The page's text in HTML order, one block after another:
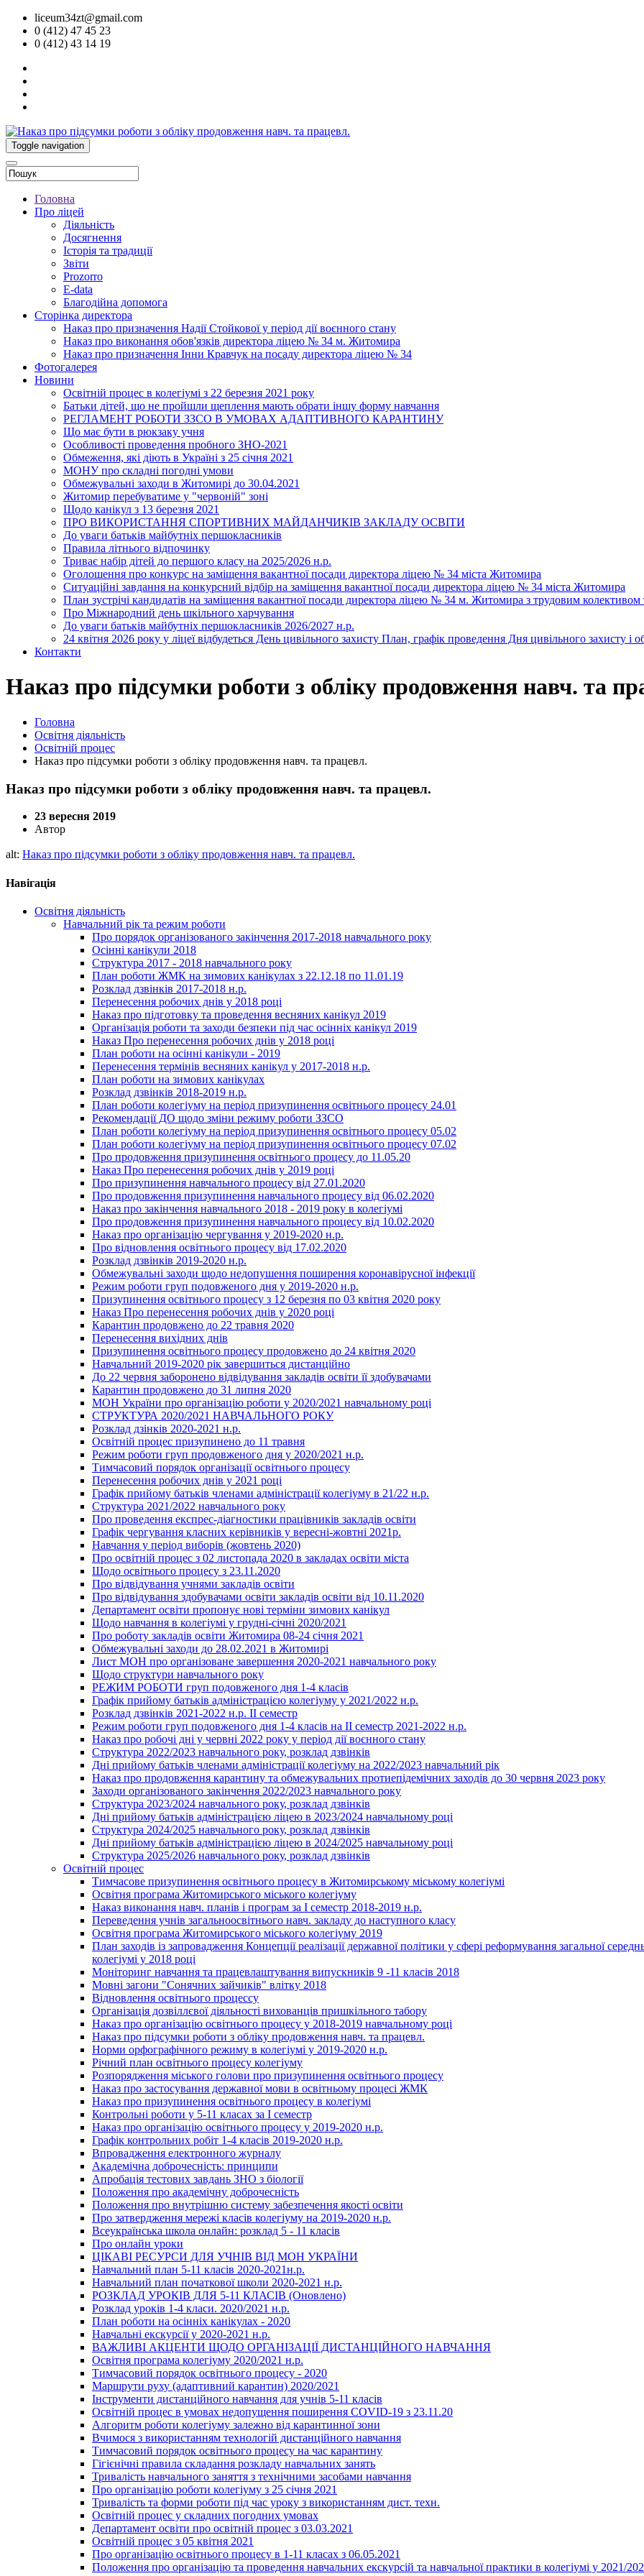
liceum34zt@gmail.com
0 (412) 47 45 23
0 (412) 43 14 19
Toggle navigation
Головна
Про ліцей
Діяльність
Досягнення
Історія та традиції
Звіти
Prozorro
E-data
Благодійна допомога
Сторінка директора
Наказ про призначення Надії Стойкової у період дії воєнного стану
Наказ про виконання обов'язків директора ліцею № 34 м. Житомира
Наказ про призначення Інни Кравчук на посаду директора ліцею № 34
Фотогалерея
Новини
Освітній процес в колегіумі з 22 березня 2021 року
Батьки дітей, що не пройшли щеплення мають обрати іншу форму навчання
РЕГЛАМЕНТ РОБОТИ ЗЗСО В УМОВАХ АДАПТИВНОГО КАРАНТИНУ
Що має бути в рюкзаку учня
Особливості проведення пробного ЗНО-2021
Обмеження, які діють в Україні з 25 січня 2021
МОНУ про складні погодні умови
Обмежувальні заходи в Житомирі до 30.04.2021
Житомир перебуватиме у "червоній" зоні
Щодо канікул з 13 березня 2021
ПРО ВИКОРИСТАННЯ СПОРТИВНИХ МАЙДАНЧИКІВ ЗАКЛАДУ ОСВІТИ
До уваги батьків майбутніх першокласників
Правила літнього відпочинку
Триває набір дітей до першого класу на 2025/2026 н.р.
Оголошення про конкурс на заміщення вакантної посади директора ліцею № 34 міста Житомира
Ситуаційні завдання на конкурсний відбір на заміщення вакантної посади директора ліцею № 34 міста Житомира
План зустрічі кандидатів на заміщення вакантної посади директора ліцею № 34 м. Житомира з трудовим колективом
Про Міжнародний день шкільного харчування
До уваги батьків майбутніх першокласників 2026/2027 н.р.
24 квітня 2026 року у ліцеї відбудеться День цивільного захисту План, графік проведення Дня цивільного захисту і
Контакти
Наказ про підсумки роботи з обліку продовження навч. та
Головна
Освітня діяльність
Освітній процес
Наказ про підсумки роботи з обліку продовження навч. та працевл.
Наказ про підсумки роботи з обліку продовження навч. та працевл.
23 вересня 2019
Автор
alt: Наказ про підсумки роботи з обліку продовження навч. та працевл.
Навігація
Освітня діяльність
Навчальний рік та режим роботи
Про порядок організованого закінчення 2017-2018 навчального року
Осінні канікули 2018
Структура 2017 - 2018 навчального року
План роботи ЖМК на зимових канікулах з 22.12.18 по 11.01.19
Розклад дзвінків 2017-2018 н.р.
Перенесення робочих днів у 2018 році
Наказ про підготовку та проведення весняних канікул 2019
Організація роботи та заходи безпеки під час осінніх канікул 2019
Наказ Про перенесення робочих днів у 2018 році
План роботи на осінні канікули - 2019
Перенесення термінів весняних канікул у 2017-2018 н.р.
План роботи на зимових канікулах
Розклад дзвінків 2018-2019 н.р.
План роботи колегіуму на період призупинення освітнього процесу 24.01
Рекомендації ДО щодо зміни режиму роботи ЗЗСО
План роботи колегіуму на період призупинення освітнього процесу 05.02
План роботи колегіуму на період призупинення освітнього процесу 07.02
Про продовження призупинення освітнього процесу до 11.05.20
Наказ Про перенесення робочих днів у 2019 році
Про призупинення навчального процесу від 27.01.2020
Про продовження призупинення навчального процесу від 06.02.2020
Наказ про закінчення навчального 2018 - 2019 року в колегіумі
Про продовження призупинення навчального процесу від 10.02.2020
Наказ про організацію чергування у 2019-2020 н.р.
Про відновлення освітнього процесу від 17.02.2020
Розклад дзвінків 2019-2020 н.р.
Обмежувальні заходи щодо недопушення поширення коронавірусної інфекції
Режим роботи груп подовженого дня у 2019-2020 н.р.
Призупинення освітнього процесу з 12 березня по 03 квітня 2020 року
Наказ Про перенесення робочих днів у 2020 році
Карантин продовжено до 22 травня 2020
Перенесення вихідних днів
Призупинення освітнього процесу продовжено до 24 квітня 2020
Навчальний 2019-2020 рік завершиться дистанційно
До 22 червня заборонено відвідування закладів освіти її здобувачами
Карантин продовжено до 31 липня 2020
МОН України про організацію роботи у 2020/2021 навчальному році
СТРУКТУРА 2020/2021 НАВЧАЛЬНОГО РОКУ
Розклад дзінків 2020-2021 н.р.
Освітній процес призупинено до 11 травня
Режим роботи груп продовженого дня у 2020/2021 н.р.
Тимчасовий порядок організації освітнього процесу
Перенесення робочих днів у 2021 році
Графік прийому батьків членами адміністрації колегіуму в 21/22 н.р.
Структура 2021/2022 навчального року
Про проведення експрес-діагностики працівників закладів освіти
Графік чергування класних керівників у вересні-жовтні 2021р.
Навчання у період виборів (жовтень 2020)
Про освітній процес з 02 листопада 2020 в закладах освіти міста
Щодо освітнього процесу з 23.11.2020
Про відвідування учнями закладів освіти
Про відвідування здобувачами освіти закладів освіти від 10.11.2020
Департамент освіти пропонує нові терміни зимових канікул
Щодо навчання в колегіумі у грудні-січні 2020/2021
Про роботу закладів освіти Житомира 08-24 січня 2021
Обмежувальні заходи до 28.02.2021 в Житомирі
Лист МОН про організоване завершення 2020-2021 навчального року
Щодо структури навчального року
РЕЖИМ РОБОТИ груп подовженого дня 1-4 класів
Графік прийому батьків адміністрацією колегіуму у 2021/2022 н.р.
Розклад дзвінків 2021-2022 н.р. ІІ семестр
Режим роботи груп подовженого дня 1-4 класів на ІІ семестр 2021-2022 н.р.
Наказ про робочі дні у червні 2022 року у період дії воєнного стану
Структура 2022/2023 навчального року, розклад дзвінків
Дні прийому батьків членами адміністрації колегіуму на 2022/2023 навчальний рік
Наказ про продовження карантину та обмежувальних протиепідемічних заходів до 30 червня 2023 року
Заходи організованого закінчення 2022/2023 навчального року
Структура 2023/2024 навчального року, розклад дзвінків
Дні прийому батьків адміністрацією ліцею в 2023/2024 навчальному році
Структура 2024/2025 навчального року, розклад дзвінків
Дні прийому батьків адміністрацією ліцею в 2024/2025 навчальному році
Структура 2025/2026 навчального року, розклад дзвінків
Освітній процес
Тимчасове призупинення освітнього процесу в Житомирському міському колегіумі
Освітня програма Житомирського міського колегіуму
Наказ виконання навч. планів і програм за І семестр 2018-2019 н.р.
Переведення учнів загальноосвітнього навч. закладу до наступного класу
Освітня програма Житомирського міського колегіуму 2019
План заходів із запровадження Концепції реалізації державної політики у сфері реформування загальної
колегіумі у 2018 році
Моніторинг навчання та працевлаштування випускників 9 -11 класів 2018
Мовні загони "Сонячних зайчиків" влітку 2018
Відновлення освітнього процессу
Організація дозвіллєвої діяльності вихованців пришкільного табору
Наказ про організацію освітнього процесу у 2018-2019 навчальному році
Наказ про підсумки роботи з обліку продовження навч. та працевл.
Норми орфографічного режиму в колегіумі у 2019-2020 н.р.
Річний план освітнього процесу колегіуму
Розпорядження міського голови про призупинення освітнього процесу
Наказ про застосування державної мови в освітньому процесі ЖМК
Наказ про призупинення освітнього процесу в колегіумі
Контрольні роботи у 5-11 класах за І семестр
Наказ про організацію освітнього процесу у 2019-2020 н.р.
Графік контрольних робіт 1-4 класів 2019-2020 н.р.
Впровадження електронного журналу
Академічна доброчесність: принципи
Апробація тестових завдань ЗНО з біології
Положення про академічну доброчесність
Положення про внутрішню систему забезпечення якості освіти
Про затвердження мережі класів колегіуму на 2019-2020 н.р.
Всеукраїнська школа онлайн: розклад 5 - 11 класів
Про онлайн уроки
ЦІКАВІ РЕСУРСИ ДЛЯ УЧНІВ ВІД МОН УКРАЇНИ
Навчальний план 5-11 класів 2020-2021н.р.
Навчальний план початкової школи 2020-2021 н.р.
РОЗКЛАД УРОКІВ ДЛЯ 5-11 КЛАСІВ (Оновлено)
Розклад уроків 1-4 класи. 2020/2021 н.р.
План роботи на осінніх канікулах - 2020
Навчальні екскурсії у 2020-2021 н.р.
ВАЖЛИВІ АКЦЕНТИ ЩОДО ОРГАНІЗАЦІЇ ДИСТАНЦІЙНОГО НАВЧАННЯ
Освітня програма колегіуму 2020/2021 н.р.
Тимчасовий порядок освітнього процесу - 2020
Маршрути руху (адаптивний карантин) 2020/2021
Інструменти дистанційного навчання для учнів 5-11 класів
Освітній процес в умовах недопущення поширення COVID-19 з 23.11.20
Алгоритм роботи колегіуму залежно від карантинної зони
Вчимося з використанням технологій дистанційного навчання
Тимчасовий порядок освітнього процесу на час карантину
Гігієнічні правила складання розкладу навчальних занять
Тривалість навчального заняття з технічними засобами навчання
Про організацію роботи колегіуму з 25 січня 2021
Тривалість та форми роботи під час уроку з використанням дист. техн.
Освітній процес у складних погодних умовах
Департамент освіти про освітній процес з 03.03.2021
Освітній процес з 05 квітня 2021
Про організацію освітнього процесу в 1-11 класах з 06.05.2021
Положення про організацію та проведення навчальних екскурсій та навчальної практики в колегіумі у 2021/